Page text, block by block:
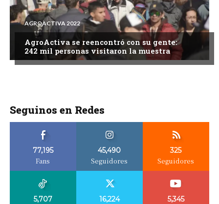
AGROACTIVA 2022
AgroActiva se reencontró con su gente:
242 mil personas visitaron la muestra
Seguinos en Redes
77,195
Fans
45,490
Seguidores
325
Seguidores
5,707 16,224 5,345